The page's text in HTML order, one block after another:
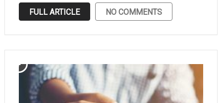
manufacture konstruksi yang terkenal dengan mining
equipment dan alat beratnya yang berkelas dunia.
FULL ARTICLE NO COMMENTS